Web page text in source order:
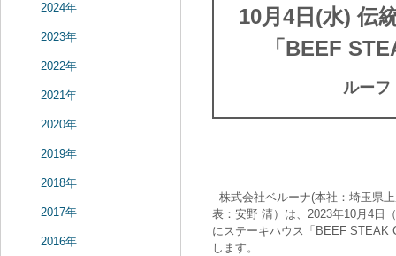
10月4日(水) 伝
「BEEF
ルーフ
株式会社ベルーナ(本社：埼玉県
表：安野 清）は、2023年10月4日
にステーキハウス「BEEF STEAK
します。
2024年
2023年
2022年
2021年
2020年
2019年
2018年
2017年
2016年